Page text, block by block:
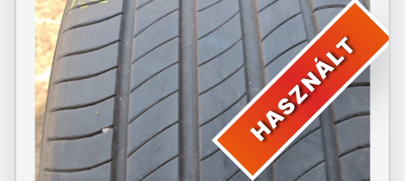
HASZNÁLT